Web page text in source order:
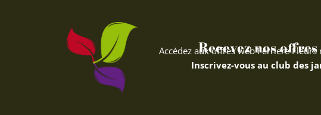
Recevez nos
Accédez aux offres web Ferriere
Inscrivez-vous au club des